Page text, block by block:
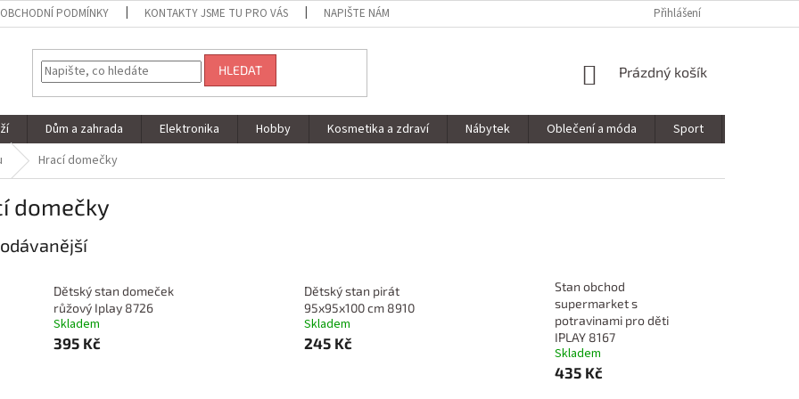
OBCHODNÍ PODMÍNKY KONTAKTY JSME TU PRO VÁS NAPIŠTE NÁM Přihlášení
HLEDAT
NÁKUPNÍ
Prázdný košík
Dům a zahrada Elektronika Hobby Kosmetika a zdraví Nábytek Oblečení a móda Sport
Hrací domečky
domečky
Dětský stan domeček
růžový Iplay 8726
Skladem
395 Kč
Dětský stan pirát
95x95x100 cm 8910
Skladem
245 Kč
Stan obchod
supermarket s
potravinami pro děti
IPLAY 8167
Skladem
435 Kč